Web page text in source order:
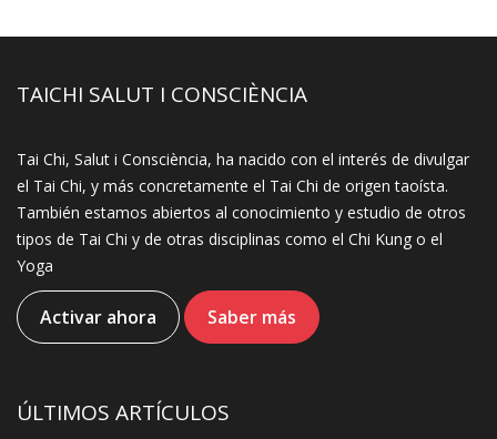
TAICHI SALUT I CONSCIÈNCIA
Tai Chi, Salut i Consciència, ha nacido con el interés de divulgar
el Tai Chi, y más concretamente el Tai Chi de origen taoísta.
También estamos abiertos al conocimiento y estudio de otros
tipos de Tai Chi y de otras disciplinas como el Chi Kung o el
Yoga
Activar ahora Saber más
ÚLTIMOS ARTÍCULOS